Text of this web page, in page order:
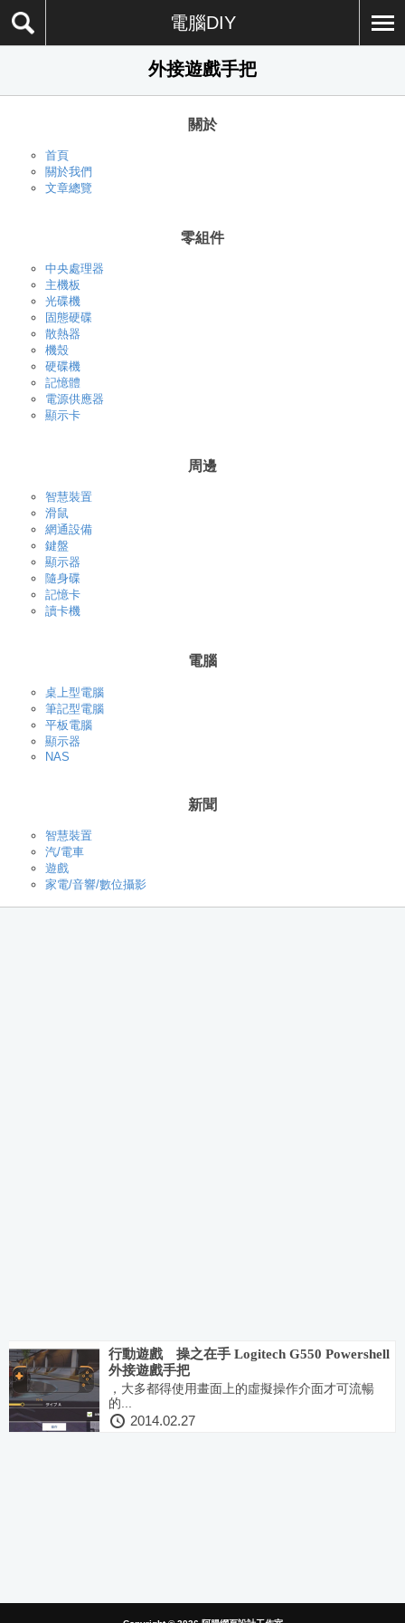
電腦DIY
外接遊戲手把
關於
首頁
關於我們
文章總覽
零組件
中央處理器
主機板
光碟機
固態硬碟
散熱器
機殼
硬碟機
記憶體
電源供應器
顯示卡
周邊
智慧裝置
滑鼠
網通設備
鍵盤
顯示器
隨身碟
記憶卡
讀卡機
電腦
桌上型電腦
筆記型電腦
平板電腦
顯示器
NAS
新聞
智慧裝置
汽/電車
遊戲
家電/音響/數位攝影
行動遊戲 操之在手 Logitech G550 Powershell
外接遊戲手把
，大多都得使用畫面上的虛擬操作介面才可流暢
的...
2014.02.27